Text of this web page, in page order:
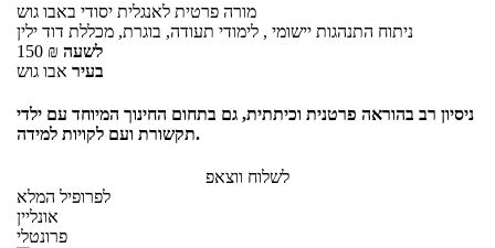
מורה פרטית לאנגלית יסודי באבו גוש
ניתוח התנהגות יישומי , לימודי תעודה, בוגרת, מכללת דוד ילין
150 ₪ לשעה
בעיר אבו גוש
ניסיון רב בהוראה פרטנית וכיתתית, גם בתחום החינוך המיוחד עם ילדי
תקשורת ועם לקויות למידה.
לשלוח ווצאפ
לפרופיל המלא
אונליין
פרונטלי